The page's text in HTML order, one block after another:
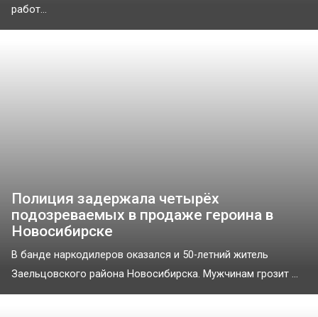
работ...
Полиция задержала четырёх
подозреваемых в продаже героина в
Новосибирске
В банде наркодилеров оказался и 50-летний житель
Заельцовского района Новосибирска. Мужчинам грозит ...